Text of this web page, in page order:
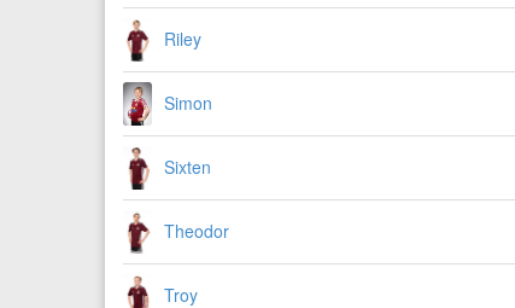
Riley
Simon
Sixten
Theodor
Troy